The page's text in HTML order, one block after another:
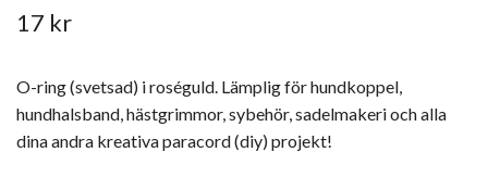
17 kr
O-ring (svetsad) i roséguld. Lämplig för hundkoppel,
hundhalsband, hästgrimmor, sybehör, sadelmakeri och alla
dina andra kreativa paracord (diy) projekt!